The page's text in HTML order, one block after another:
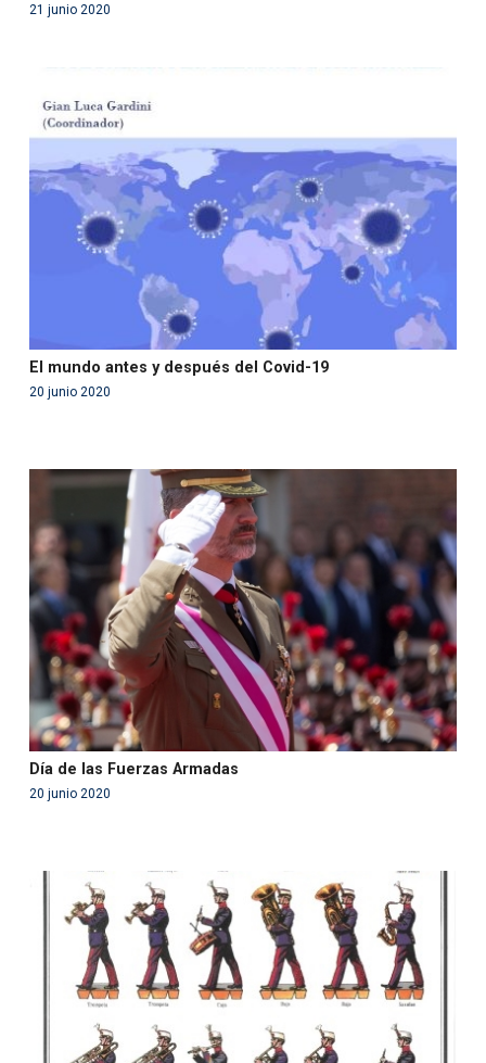
21 junio 2020
Warning
: Use of undefined constant php - assumed
'php' (this will throw an Error in a future version of PHP)
in/var/www/acami.es/wp-
content/themes/fundcami/page-publicaciones.php
on line99
El mundo antes y después del Covid-19
20 junio 2020
: Use of undefined constant php - assumed
'php' (this will throw an Error in a future version of PHP)
in/var/www/acami.es/wp-
content/themes/fundcami/page-publicaciones.php
on line
99
Día de las Fuerzas Armadas
20 junio 2020
Warning: Use of undefined constant php - assumed
'php' (this will throw an Error in a future version of PHP)
/var/www/acami.es/wp-
content/themes/fundcami/page-publicaciones.php
on line99